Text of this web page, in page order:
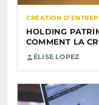
CRÉATION
HOLDING
COMMENT LA
ÉLISE LOPEZ